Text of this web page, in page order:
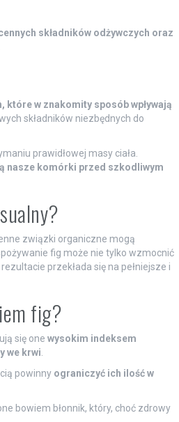
składników odżywczych oraz
w znakomity sposób wpływają
składników niezbędnych do
prawidłowej masy ciała.
nasze komórki przed szkodliwym
związki organiczne mogą
fig może nie tylko wzmocnić
przekłada się na pełniejsze i
fig?
się one wysokim indeksem
we krwi
powinny ograniczyć ich ilość w
bowiem błonnik, który, choć zdrowy